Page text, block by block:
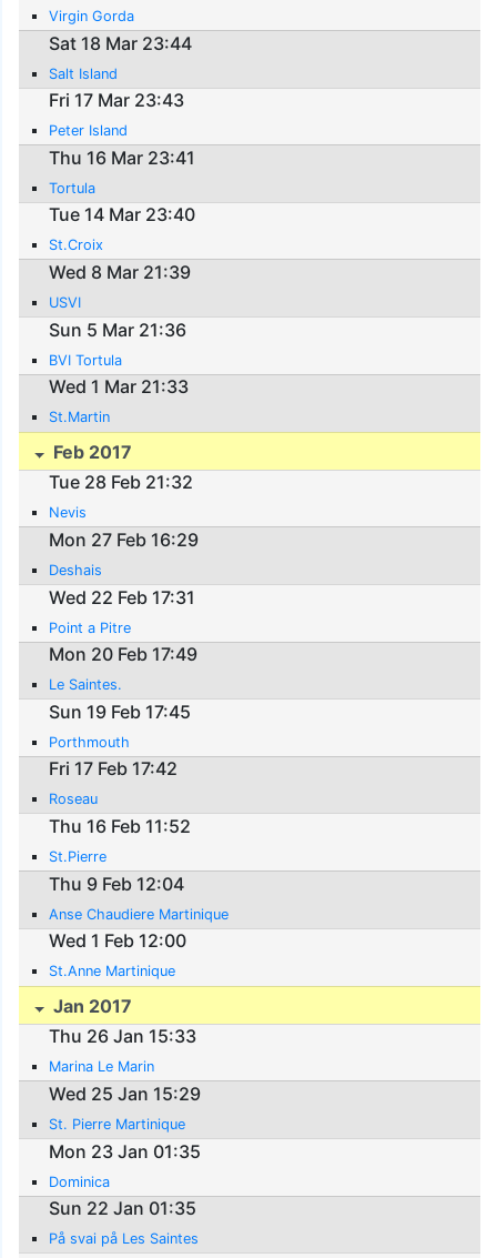
Virgin Gorda
Sat 18 Mar 23:44
Salt Island
Fri 17 Mar 23:43
Peter Island
Thu 16 Mar 23:41
Tortula
Tue 14 Mar 23:40
St.Croix
Wed 8 Mar 21:39
USVI
Sun 5 Mar 21:36
BVI Tortula
Wed 1 Mar 21:33
St.Martin
Feb 2017
Tue 28 Feb 21:32
Nevis
Mon 27 Feb 16:29
Deshais
Wed 22 Feb 17:31
Point a Pitre
Mon 20 Feb 17:49
Le Saintes.
Sun 19 Feb 17:45
Porthmouth
Fri 17 Feb 17:42
Roseau
Thu 16 Feb 11:52
St.Pierre
Thu 9 Feb 12:04
Anse Chaudiere Martinique
Wed 1 Feb 12:00
St.Anne Martinique
Jan 2017
Thu 26 Jan 15:33
Marina Le Marin
Wed 25 Jan 15:29
St. Pierre Martinique
Mon 23 Jan 01:35
Dominica
Sun 22 Jan 01:35
På svai på Les Saintes